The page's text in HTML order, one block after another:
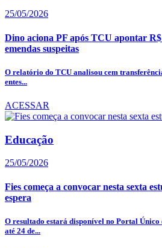
25/05/2026
Dino aciona PF após TCU apontar R$
emendas suspeitas
O relatório do TCU analisou cem
entes...
ACESSAR
Educação
25/05/2026
Fies começa a convocar nesta sexta
espera
O resultado estará disponível no Portal Único
até 24 de...